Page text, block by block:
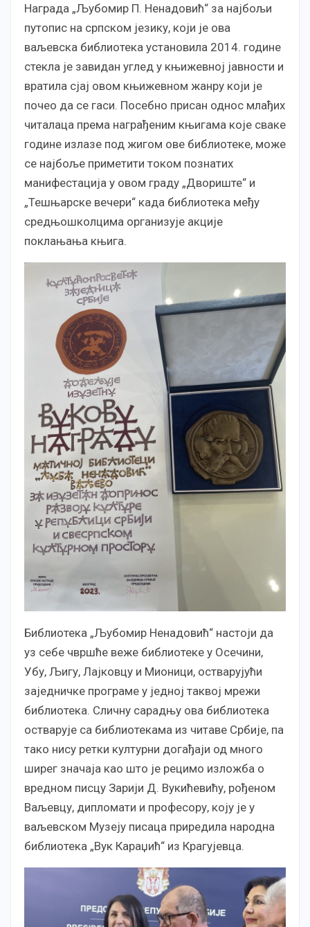
Награда „Љубомир П. Ненадовић“ за најбољи
путопис на српском језику, који је ова
ваљевска библиотека установила 2014. године
стекла је завидан углед у књижевној јавности и
вратила сјај овом књижевном жанру који је
почео да се гаси. Посебно присан однос млађих
читалаца према награђеним књигама које сваке
године излазе под жигом ове библиотеке, може
се најбоље приметити током познатих
манифестација у овом граду „Двориште“ и
„Тешњарске вечери“ када библиотека међу
средњошколцима организује акције
поклањања књига.
Библиотека „Љубомир Ненадовић“ настоји да
уз себе чвршће веже библиотеке у Осечини,
Убу, Љигу, Лајковцу и Мионици, остварујући
заједничке програме у једној таквој мрежи
библиотека. Сличну сарадњу ова библиотека
остварује са библиотекама из читаве Србије, па
тако нису ретки културни догађаји од много
ширег значаја као што је рецимо изложба о
вредном писцу Зарији Д. Вукићевићу, рођеном
Ваљевцу, дипломати и професору, коју је у
ваљевском Музеју писаца приредила народна
библиотека „Вук Караџић“ из Крагујевца.